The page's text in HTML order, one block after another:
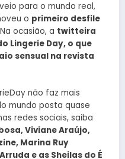
para o mundo real,
o primeiro desfile
Na ocasião, a twitteira
Lingerie Day, o que
sensual na revista
não faz mais
mundo posta quase
redes sociais, saiba
Viviane Araújo,
Marina Ruy
e as Sheilas do É